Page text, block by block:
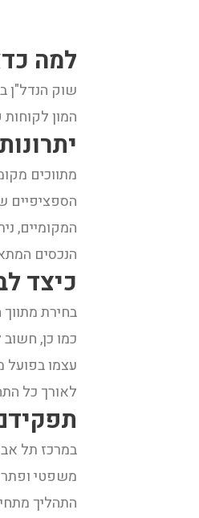
למה
שוק הנדל"ן
המון
מתווכים
הספציפיים
המקומיים,
הנכסים
כיצד
בחירת
כמו כן,
עצמו בפועל
לאורך כל
במרכז תל
משפטי
התהליך